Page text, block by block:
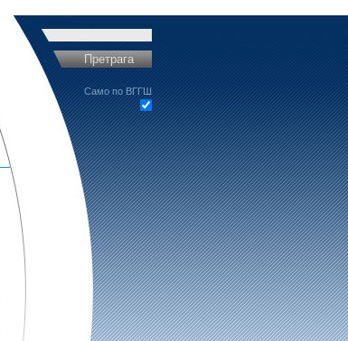
Претрага
Само по ВГГШ